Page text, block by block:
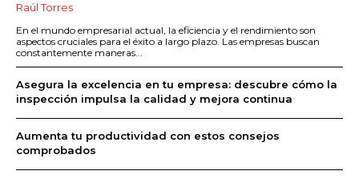
Raúl Torres
En el mundo empresarial actual, la eficiencia y el rendimiento son
aspectos cruciales para el éxito a largo plazo. Las empresas buscan
constantemente maneras...
Asegura la excelencia en tu empresa: descubre cómo la
inspección impulsa la calidad y mejora continua
Aumenta tu productividad con estos consejos
comprobados